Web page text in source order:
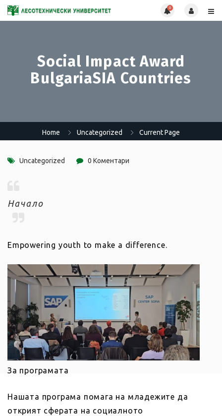
0
Social Impact Award
BulgariaSIA Countries
Home Uncategorized Current Page
Uncategorized 0 Коментари
Начало
Empowering youth to make a difference.
За програмата
Нашата програма помага на младежите да
открият сферата на социалното